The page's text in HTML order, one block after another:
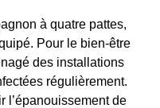
à quatre pattes,
Pour le bien-être
des installations
régulièrement.
l’épanouissement de